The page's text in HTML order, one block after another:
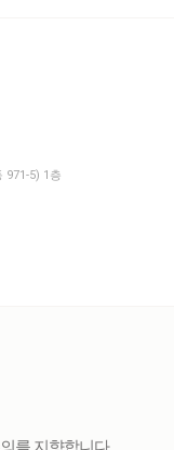
971-5) 1층